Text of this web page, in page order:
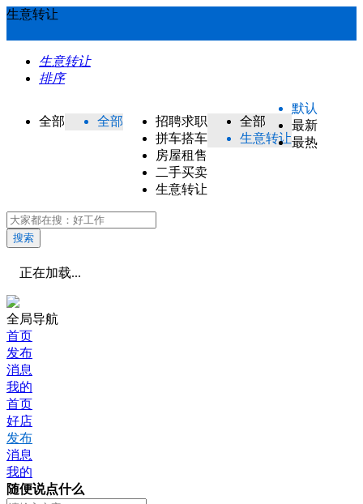
生意转让
生意转让
排序
全部 全部
招聘求职
拼车搭车
房屋租售
二手买卖
生意转让
全部
生意转让
默认
最新
最热
搜索
正在加载...
全局导航
首页
发布
消息
我的
首页
好店
发布
消息
我的
随便说点什么